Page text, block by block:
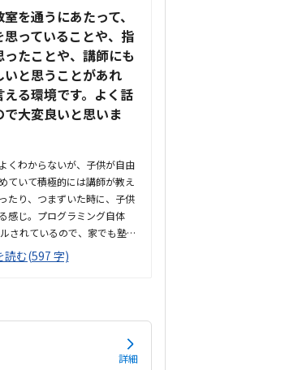
を通うにあたって、
っていることや、指
たことや、講師にも
いと思うことがあれ
る環境です。よく話
大変良いと思いま
くわからないが、子供が自由
ていて積極的には講師が教え
たり、つまずいた時に、子供
感じ。プログラミング自体
されているので、家でも塾で
になっている。授業内容やカ
いないので子供の話だが、積
は徒歩ですぐ来れる距離で、
く来れるので立地は良いと思
で、車の送迎は路上駐車にな
読む(597 字)
詳細